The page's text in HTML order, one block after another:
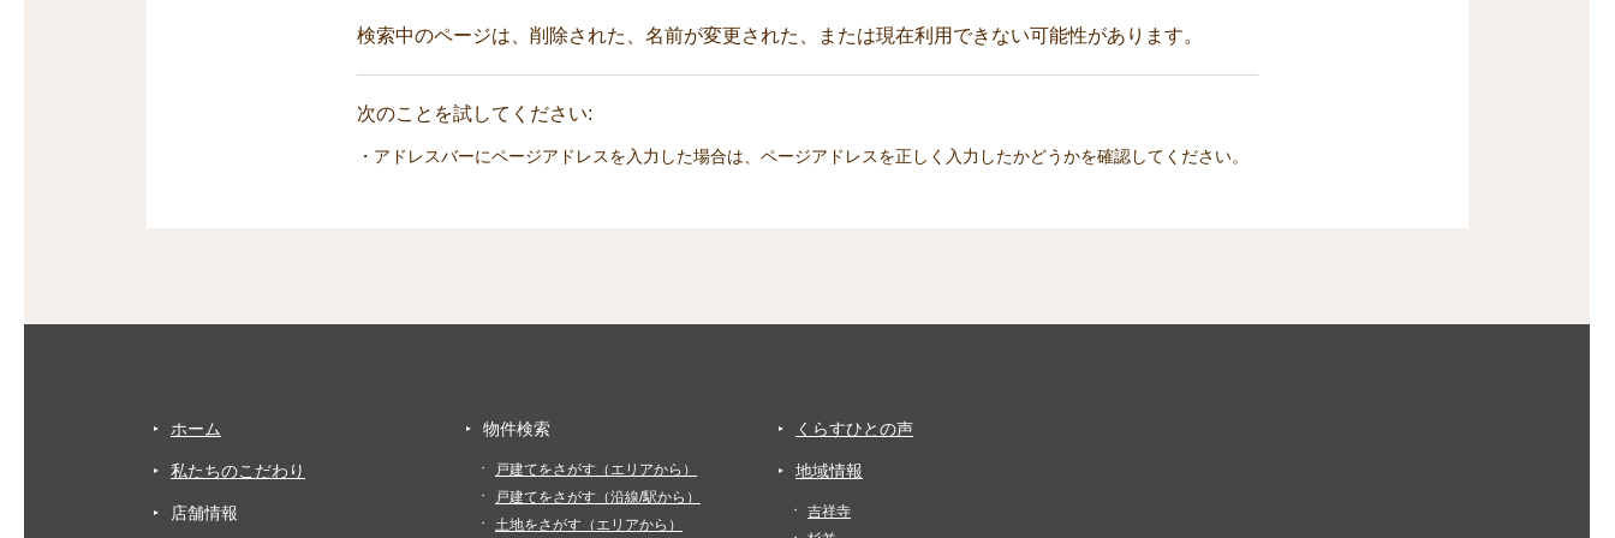
検索中のページは、削除された、名前が変更された、または現在利用できない可能性があります。
次のことを試してください:
・アドレスバーにページアドレスを入力した場合は、ページアドレスを正しく入力したかどうかを確認してください。
ホーム
私たちのこだわり
店舗情報
物件検索
戸建てをさがす（エリアから）
戸建てをさがす（沿線/駅から）
土地をさがす（エリアから）
くらすひとの声
地域情報
吉祥寺